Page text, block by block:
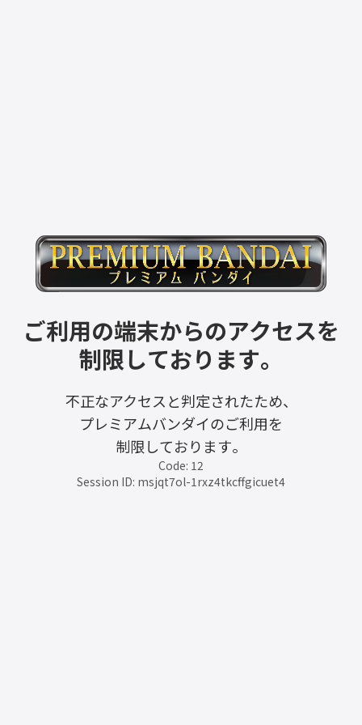
ご利用の端末からのアクセスを
制限しております。
不正なアクセスと判定されたため、
プレミアムバンダイのご利用を
制限しております。
Code: 12
Session ID: msjqt7ol-1rxz4tkcffgicuet4